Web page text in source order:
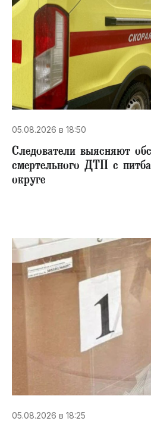
05.08.2026 в 18:50
Следователи выясняют
смертельного ДТП с
округе
05.08.2026 в 18:25